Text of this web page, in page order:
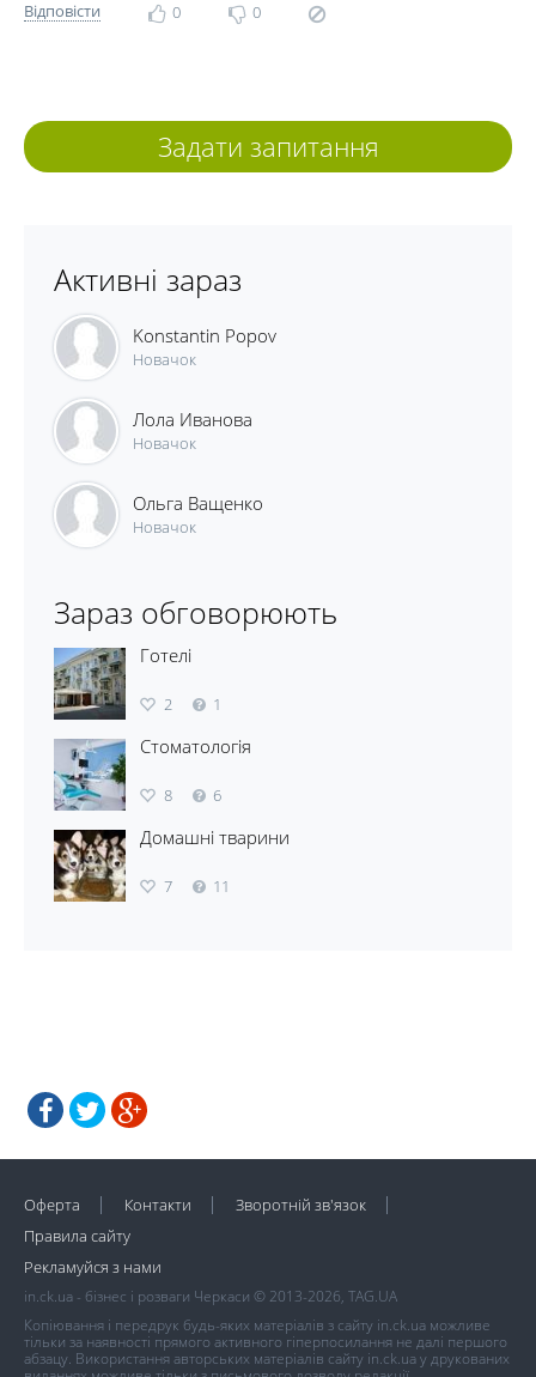
Відповісти 0 0
Задати запитання
Активні зараз
Konstantin Popov
Новачок
Лола Иванова
Новачок
Ольга Ващенко
Новачок
Зараз обговорюють
Готелі
2 1
Стоматологія
8 6
Домашні тварини
7 11
Оферта Контакти
Зворотній зв'язок
Правила сайту
Рекламуйся з нами
in.ck.ua - бізнес і розваги Черкаси © 2013-2026, TAG.UA
Копіювання і передрук будь-яких матеріалів з сайту in.ck.ua можливе
тільки за наявності прямого активного гіперпосилання не далі першого
абзацу. Використання авторських матеріалів сайту in.ck.ua у друкованих